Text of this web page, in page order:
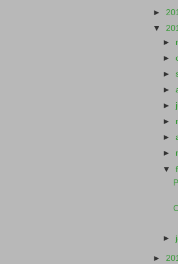
►
▼
►
►
►
►
►
►
►
►
▼
►
►